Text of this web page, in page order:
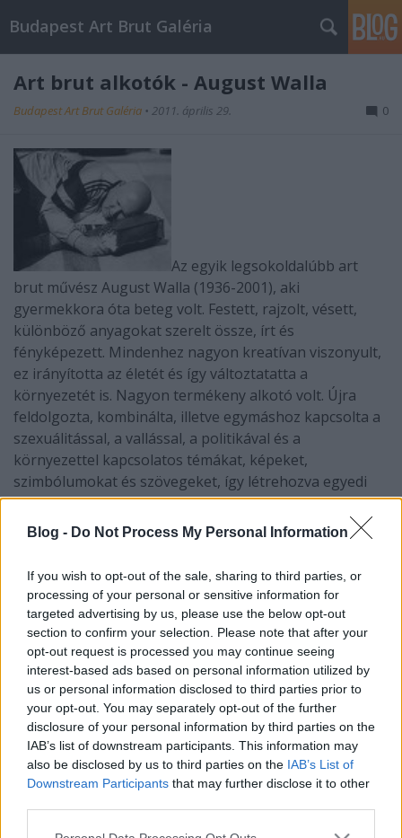
Blog - Do Not Process My Personal Information
If you wish to opt-out of the sale, sharing to third parties, or
processing of your personal or sensitive information for
targeted advertising by us, please use the below opt-out
section to confirm your selection. Please note that after your
opt-out request is processed you may continue seeing
interest-based ads based on personal information utilized by
us or personal information disclosed to third parties prior to
your opt-out. You may separately opt-out of the further
disclosure of your personal information by third parties on the
IAB’s list of downstream participants. This information may
also be disclosed by us to third parties on the IAB’s List of
Downstream Participants that may further disclose it to other
Please note that this website/app uses one or more Google
Budapest Art Brut Galéria
Art brut alkotók - August Walla
Budapest Art Brut Galéria • 2011. április 29. 0
Az egyik legsokoldalúbb art
brut művész August Walla (1936-2001), aki
gyermekkora óta beteg volt. Festett, rajzolt, vésett,
különböző anyagokat szerelt össze, írt és
fényképezett. Mindenhez nagyon kreatívan viszonyult,
ez irányította az életét és így változtatatta a
környezetét is. Nagyon termékeny alkotó volt. Újra
feldolgozta, kombinálta, illetve egymáshoz kapcsolta a
szexuálitással, a vallással, a politikával és a
környezettel kapcsolatos témákat, képeket,
szimbólumokat és szövegeket, így létrehozva egyedi
látásmódú képeit. Nagyon szerette a nyelveket,
gyakran forgatta az idegen nyelvű szótárakat, hogy új
szavakat fedezzen fel. Fiatal korában a Walla család
kertjében dolgozott, ahol fából, fémből, illetve más,
eldobott anyagból készített alkotásokat és totemeket,
melyeket színesre festett és különböző szövegekkel is
díszített.
A „Hauster der Künster”-ben lévő szobájának minden
falát, még a mennyezetet is befestette figurákkal és
ábrákkal. Meglepő képei az épület külső falán is
megtalálhatók. Egy kis kerti épület külsejét is színesre
festette, amit körberakott rohadó anyagokkal, így egy
élő, változó környezetet létrehozva. A környező fákra